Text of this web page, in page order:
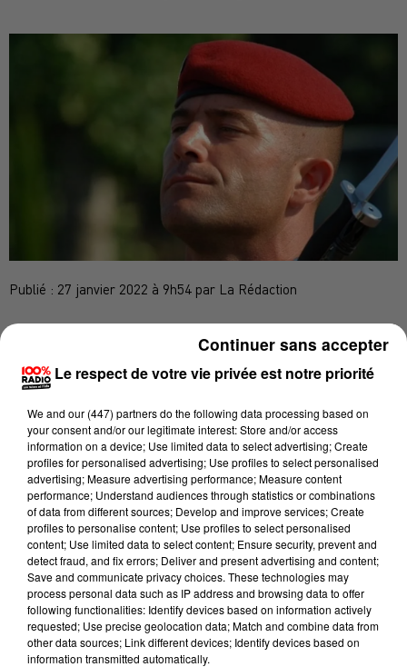
Publié : 27 janvier 2022 à 9h54 par La Rédaction
matin,dans le cadre d’un vaste coup de filet
concernant l'enquête sur la mort d'Emmanuel Cueff
ont été présentés au magistrat instructeur de
Montauban et mis en examen pour"violences en
réunion ayant entraîné la mort sans intention de la
donner"et"violences en réunion ayant entraîné une
incapacité de travail n’excédant pas 8 jours".Il s'agit de
deux hommes de 21 ans. Les deux autres suspects ont
été relâchés sans poursuite, à ce stade.
Le parquet de Montauban confirmait nos
informations, précisant que le premier mis en cause
"connu du tribunal pour enfants de Montauban"pour
Le respect de votre vie privée est notre priorité
We and our (447) partnersdo the following data processing based on
your consent and/or our legitimate interest: Store and/or access
information on a device; Use limited data to select advertising; Create
profiles for personalised advertising; Use profiles to select personalised
advertising; Measure advertising performance; Measure content
performance; Understand audiences through statistics or combinations
of data from different sources; Develop and improve services; Create
profiles to personalise content; Use profiles to select personalised
content; Use limited data to select content; Ensure security, prevent and
detect fraud, and fix errors; Deliver and present advertising and content;
Save and communicate privacy choices. These technologies may
process personal data such as IP address and browsing data to offer
following functionalities: Identify devices based on information actively
requested; Use precise geolocation data; Match and combine data from
other data sources; Link different devices; Identify devices based on
information transmitted automatically.
Continuer sans accepter